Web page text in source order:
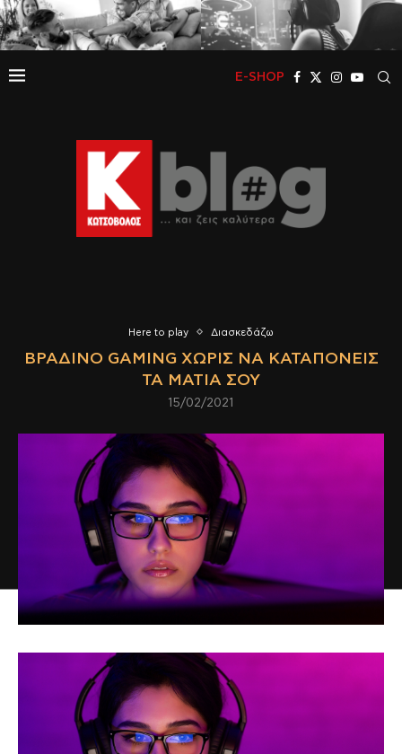
E-SHOP
Here to play Διασκεδάζω
ΒΡΑΔΙΝΌ GAMING ΧΩΡΊΣ ΝΑ ΚΑΤΑΠΟΝΕΊΣ
ΤΑ ΜΆΤΙΑ ΣΟΥ
15/02/2021